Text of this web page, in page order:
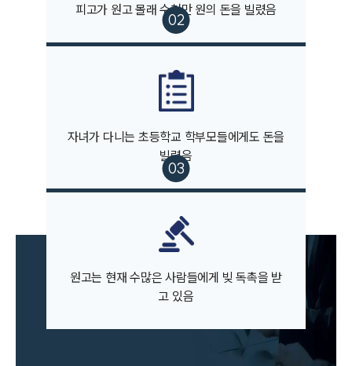
부소개
대륜의 강점
오시는 길
글로벌 파트너 로펌
고객의 소리
통합검색
AI대륜
이혼 주요 업무사례
사례분석/최신동향
이혼 법률정보
법률지식인
이혼소송·상담후기
피고가 원고 몰래 수천만 원의 돈을 빌렸음
자녀가 다니는 초등학교 학부모들에게도 돈을
빌렸음
원고는 현재 수많은 사람들에게 빚 독촉을 받
고 있음